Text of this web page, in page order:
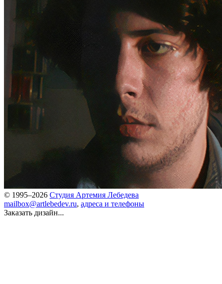
© 1995–2026 Студия Артемия Лебедева
mailbox@artlebedev.ru, адреса и телефоны
Заказать дизайн...